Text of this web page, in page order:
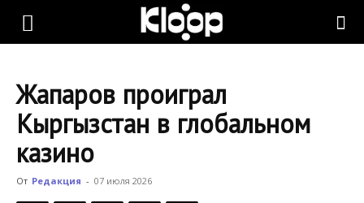
KLOOP.KG
Новости
Жапаров проиграл
Кыргызстан в глобальном
казино
От Редакция - 07 июля 2026